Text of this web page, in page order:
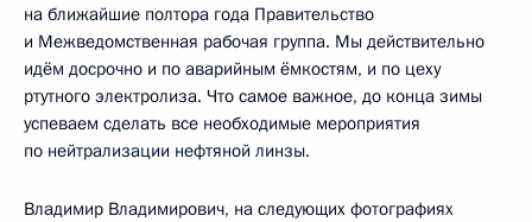
на ближайшие полтора года Правительство
и Межведомственная рабочая группа. Мы действительно
идём досрочно и по аварийным ёмкостям, и по цеху
ртутного электролиза. Что самое важное, до конца зимы
успеваем сделать все необходимые мероприятия
по нейтрализации нефтяной линзы.
Владимир Владимирович, на следующих фотографиях